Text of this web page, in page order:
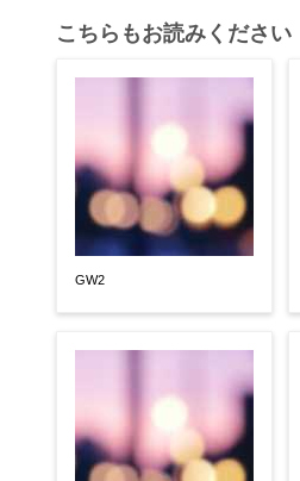
こちらもお読みください
GW2